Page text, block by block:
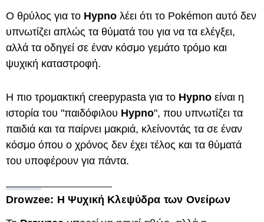
Ο θρύλος για το Hypno λέει ότι το Pokémon αυτό δεν
υπνωτίζει απλώς τα θύματά του για να τα ελέγξει,
αλλά τα οδηγεί σε έναν κόσμο γεμάτο τρόμο και
ψυχική καταστροφή.
Η πιο τρομακτική creepypasta για το Hypno είναι η
ιστορία του "παιδόφιλου Hypno", που υπνωτίζει τα
παιδιά και τα παίρνει μακριά, κλείνοντάς τα σε έναν
κόσμο όπου ο χρόνος δεν έχει τέλος και τα θύματά
του υποφέρουν για πάντα.
Drowzee: Η Ψυχική Κλεψύδρα των Ονείρων